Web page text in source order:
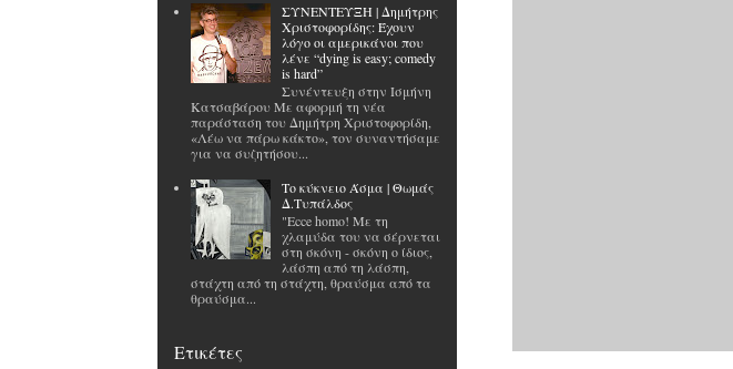
ΣΥΝΕΝΤΕΥΞΗ | Δημήτρης
Χριστοφορίδης: Έχουν
λόγο οι αμερικάνοι που
λένε “dying is easy; comedy
is hard”
Συνέντευξη στην Ισμήνη
Κατσαβάρου Με αφορμή τη νέα
παράσταση του Δημήτρη Χριστοφορίδη,
«Λέω να πάρω κάκτο», τον συναντήσαμε
για να συζητήσου...
Το κύκνειο Άσμα | Θωμάς
Δ.Τυπάλδος
"Ecce homo! Με τη
χλαμύδα του να σέρνεται
στη σκόνη - σκόνη ο ίδιος,
λάσπη από τη λάσπη,
στάχτη από τη στάχτη, θραύσμα από τα
θραύσμα...
Ετικέτες